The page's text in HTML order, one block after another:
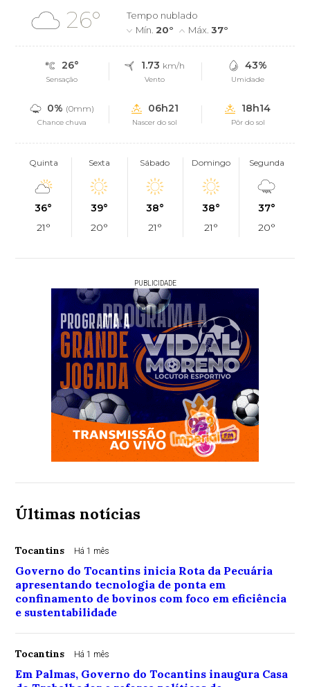
26°
Tempo nublado
Mín.20° Máx.37°
26°
Sensação
1.73 km/h
Vento
43%
Umidade
0% (0mm)
Chance chuva
06h21
Nascer do sol
18h14
Pôr do sol
Quinta
36°
21°
Sexta
39°
20°
Sábado
38°
21°
Domingo
38°
21°
Segunda
37°
20°
PUBLICIDADE
Últimas notícias
Tocantins Há 1 mês
Governo do Tocantins inicia Rota da Pecuária
apresentando tecnologia de ponta em
confinamento de bovinos com foco em eficiência
e sustentabilidade
Tocantins Há 1 mês
Em Palmas, Governo do Tocantins inaugura Casa